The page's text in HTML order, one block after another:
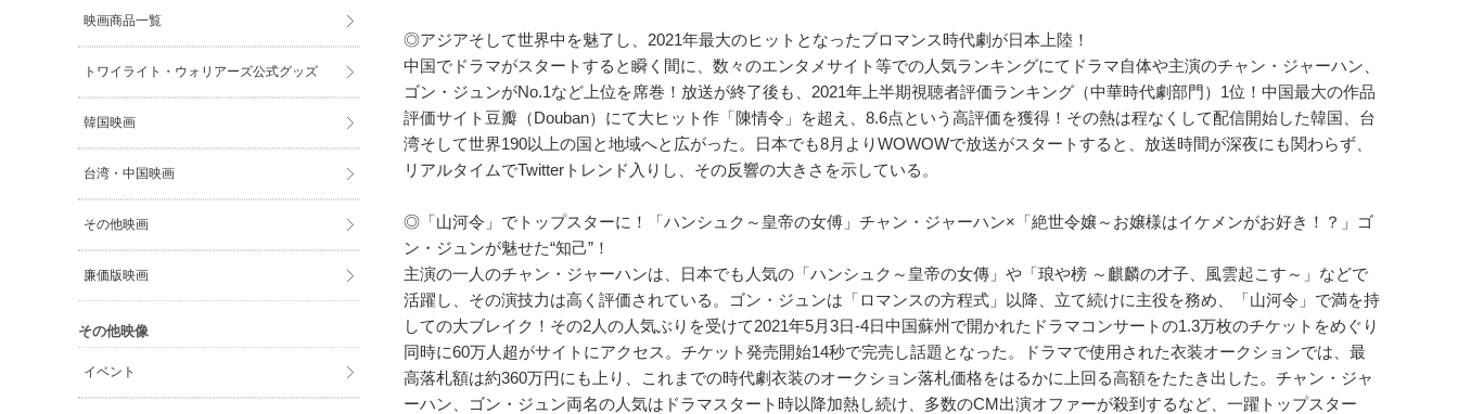
◎アジアそして世界中を魅了し、2021年最大のヒットとなったブロマンス時代劇が日本上陸！
中国でドラマがスタートすると瞬く間に、数々のエンタメサイト等での人気ランキングにてドラマ自体や主演のチャン・ジャーハン、
ゴン・ジュンがNo.1など上位を席巻！放送が終了後も、2021年上半期視聴者評価ランキング（中華時代劇部門）1位！中国最大の作品
評価サイト豆瓣（Douban）にて大ヒット作「陳情令」を超え、8.6点という高評価を獲得！その熱は程なくして配信開始した韓国、台
湾そして世界190以上の国と地域へと広がった。日本でも8月よりWOWOWで放送がスタートすると、放送時間が深夜にも関わらず、
リアルタイムでTwitterトレンド入りし、その反響の大きさを示している。
◎「山河令」でトップスターに！「ハンシュク～皇帝の女傅」チャン・ジャーハン×「絶世令嬢～お嬢様はイケメンがお好き！？」ゴ
ン・ジュンが魅せた“知己”！
主演の一人のチャン・ジャーハンは、日本でも人気の「ハンシュク～皇帝の女傳」や「琅や榜 ～麒麟の才子、風雲起こす～」などで
活躍し、その演技力は高く評価されている。ゴン・ジュンは「ロマンスの方程式」以降、立て続けに主役を務め、「山河令」で満を持
しての大ブレイク！その2人の人気ぶりを受けて2021年5月3日-4日中国蘇州で開かれたドラマコンサートの1.3万枚のチケットをめぐり
同時に60万人超がサイトにアクセス。チケット発売開始14秒で完売し話題となった。ドラマで使用された衣装オークションでは、最
高落札額は約360万円にも上り、これまでの時代劇衣装のオークション落札価格をはるかに上回る高額をたたき出した。チャン・ジャ
ーハン、ゴン・ジュン両名の人気はドラマスタート時以降加熱し続け、多数のCM出演オファーが殺到するなど、一躍トップスター
映画商品一覧
トワイライト・ウォリアーズ公式グッズ
韓国映画
台湾・中国映画
その他映画
廉価版映画
その他映像
イベント